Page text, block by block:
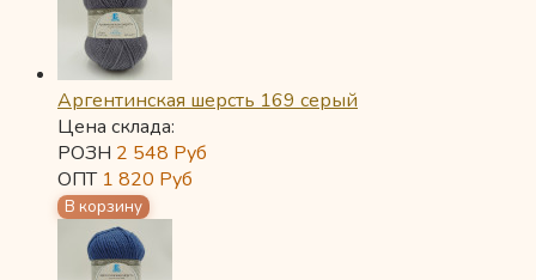
Аргентинская шерсть 169 серый
Цена склада:
РОЗН 2 548 Руб
ОПТ 1 820 Руб